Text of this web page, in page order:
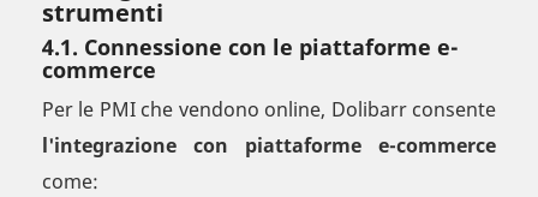
strumenti
4.1. Connessione con le piattaforme e-
commerce
Per le PMI che vendono online, Dolibarr consente
l'integrazione con piattaforme e-commerce
come: